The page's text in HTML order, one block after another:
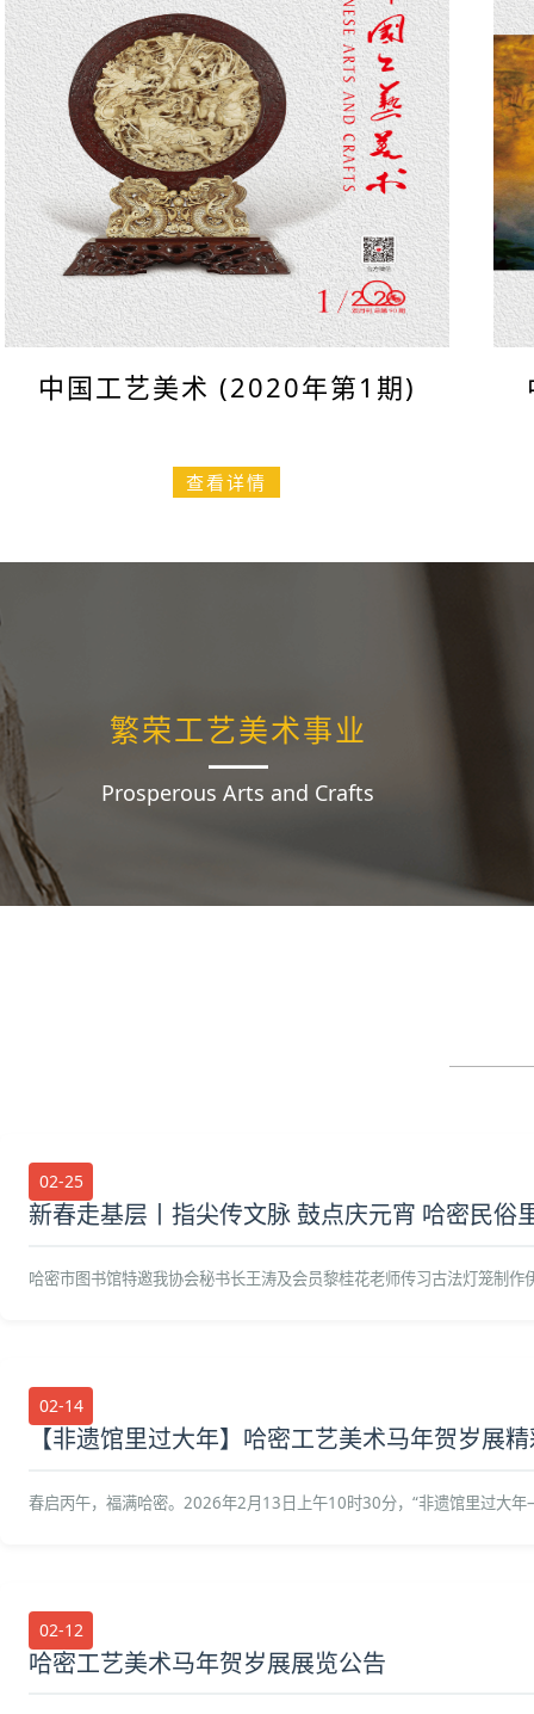
中国工艺美术 (2020年第1期)
查看详情
繁荣工艺美术事业
Prosperous Arts and Crafts
02-25
新春走基层丨指尖传文脉 鼓点庆元宵 哈密民俗
哈密市图书馆特邀我协会秘书长王涛及会员黎桂花老师传习古法灯笼制
02-14
【非遗馆里过大年】哈密工艺美术马年贺岁展
春启丙午，福满哈密。2026年2月13日上午10时30分，“非遗馆里过大
02-12
哈密工艺美术马年贺岁展展览公告